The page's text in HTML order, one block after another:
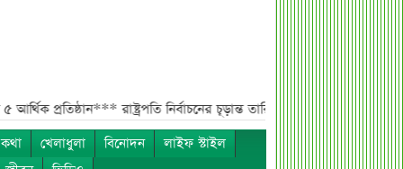
রাষ্ট্রপতি নির্বাচনের চূড়ান্ত তারিখ ঘোষণা***
খেলাধুলা বিনোদন
লাইফ স্টাইল